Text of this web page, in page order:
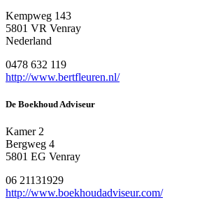
Kempweg 143
5801 VR Venray
Nederland
0478 632 119
http://www.bertfleuren.nl/
De Boekhoud Adviseur
Kamer 2
Bergweg 4
5801 EG Venray
06 21131929
http://www.boekhoudadviseur.com/